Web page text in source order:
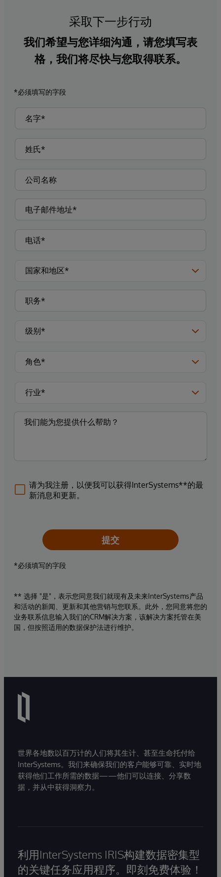
采取下一步行动
我们希望与您详细沟通，请您填写表
格，我们将尽快与您取得联系。
*必须填写的字段
请为我注册，以便我可以获得InterSystems**的最
新消息和更新。
提交
*必须填写的字段
** 选择 "是"，表示您同意我们就现有及未来InterSystems产品
和活动的新闻、更新和其他营销与您联系。此外，您同意将您的
业务联系信息输入我们的CRM解决方案，该解决方案托管在美
国，但按照适用的数据保护法进行维护。
世界各地数以百万计的人们将其生计、甚至生命托付给
InterSystems。我们来确保我们的客户能够可靠、实时地
获得他们工作所需的数据——他们可以连接、分享数
据，并从中获得洞察力。
利用InterSystems IRIS构建数据密集型
的关键任务应用程序。即刻免费体验！